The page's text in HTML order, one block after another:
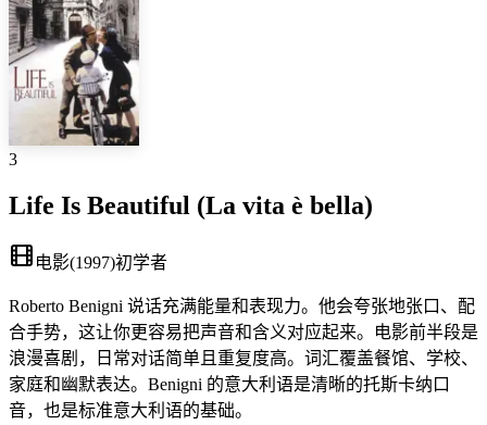
3
Life Is Beautiful (La vita è bella)
电影(1997)初学者
Roberto Benigni 说话充满能量和表现力。他会夸张地张口、配
合手势，这让你更容易把声音和含义对应起来。电影前半段是
浪漫喜剧，日常对话简单且重复度高。词汇覆盖餐馆、学校、
家庭和幽默表达。Benigni 的意大利语是清晰的托斯卡纳口
音，也是标准意大利语的基础。